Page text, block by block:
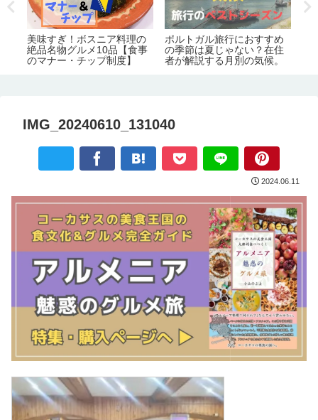
美味すぎ！ボスニア料理の
絶品名物グルメ10品【食事
のマナー・チップ制度】
ポルトガル旅行におすすめ
の季節は夏じゃない？在住
者が解説する月別の気候。
IMG_20240610_131040
2024.06.11